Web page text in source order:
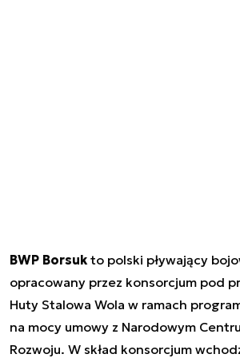
BWP Borsuk to polski pływający
opracowany przez konsorcjum pod
Huty Stalowa Wola w ramach
na mocy umowy z Narodowym
Rozwoju. W skład konsorcjum